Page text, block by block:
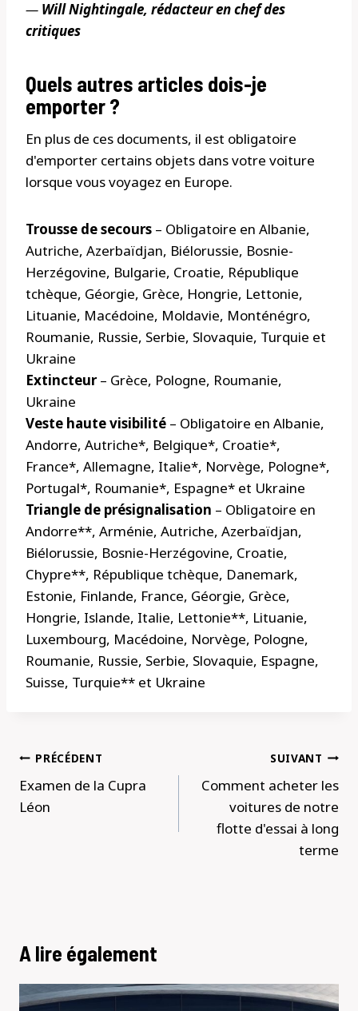
— Will Nightingale, rédacteur en chef des
critiques
Quels autres articles dois-je
emporter ?
En plus de ces documents, il est obligatoire
d'emporter certains objets dans votre voiture
lorsque vous voyagez en Europe.
Trousse de secours – Obligatoire en Albanie,
Autriche, Azerbaïdjan, Biélorussie, Bosnie-
Herzégovine, Bulgarie, Croatie, République
tchèque, Géorgie, Grèce, Hongrie, Lettonie,
Lituanie, Macédoine, Moldavie, Monténégro,
Roumanie, Russie, Serbie, Slovaquie, Turquie et
Ukraine
Extincteur– Grèce, Pologne, Roumanie,
Ukraine
Veste haute visibilité – Obligatoire en Albanie,
Andorre, Autriche*, Belgique*, Croatie*,
France*, Allemagne, Italie*, Norvège, Pologne*,
Portugal*, Roumanie*, Espagne* et Ukraine
Triangle de présignalisation – Obligatoire en
Andorre**, Arménie, Autriche, Azerbaïdjan,
Biélorussie, Bosnie-Herzégovine, Croatie,
Chypre**, République tchèque, Danemark,
Estonie, Finlande, France, Géorgie, Grèce,
Hongrie, Islande, Italie, Lettonie**, Lituanie,
Luxembourg, Macédoine, Norvège, Pologne,
Roumanie, Russie, Serbie, Slovaquie, Espagne,
Suisse, Turquie** et Ukraine
Navigation
de
l’article
PRÉCÉDENT
Examen de la Cupra
Léon
SUIVANT
Comment acheter les
voitures de notre
flotte d'essai à long
terme
A lire également